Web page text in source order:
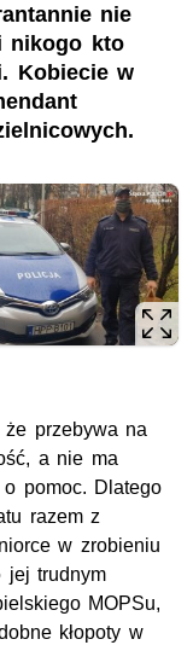
nie
nikogo kto
Kobiecie w
że przebywa na
a nie ma
pomoc. Dlatego
razem z
w zrobieniu
jej trudnym
MOPSu,
kłopoty w